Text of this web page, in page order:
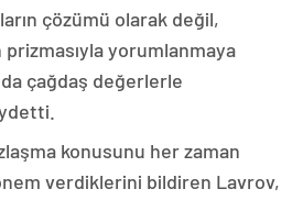
çözümü olarak değil,
yorumlanmaya
da çağdaş değerlerle
konusunu her zaman
verdiklerini bildiren Lavrov,